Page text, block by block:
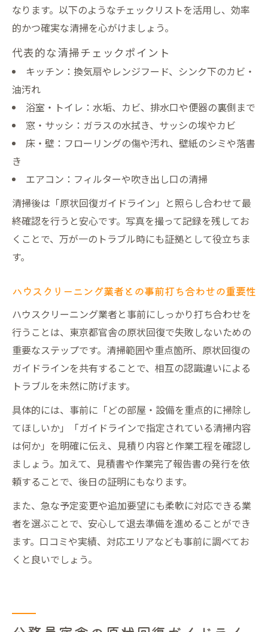
なります。以下のようなチェックリストを活用し、効率
的かつ確実な清掃を心がけましょう。
代表的な清掃チェックポイント
キッチン：換気扇やレンジフード、シンク下のカビ・
油汚れ
浴室・トイレ：水垢、カビ、排水口や便器の裏側まで
窓・サッシ：ガラスの水拭き、サッシの埃やカビ
床・壁：フローリングの傷や汚れ、壁紙のシミや落書
き
エアコン：フィルターや吹き出し口の清掃
清掃後は「原状回復ガイドライン」と照らし合わせて最
終確認を行うと安心です。写真を撮って記録を残してお
くことで、万が一のトラブル時にも証拠として役立ちま
す。
ハウスクリーニング業者との事前打ち合わせの重要性
ハウスクリーニング業者と事前にしっかり打ち合わせを
行うことは、東京都官舎の原状回復で失敗しないための
重要なステップです。清掃範囲や重点箇所、原状回復の
ガイドラインを共有することで、相互の認識違いによる
トラブルを未然に防げます。
具体的には、事前に「どの部屋・設備を重点的に掃除し
てほしいか」「ガイドラインで指定されている清掃内容
は何か」を明確に伝え、見積り内容と作業工程を確認し
ましょう。加えて、見積書や作業完了報告書の発行を依
頼することで、後日の証明にもなります。
また、急な予定変更や追加要望にも柔軟に対応できる業
者を選ぶことで、安心して退去準備を進めることができ
ます。口コミや実績、対応エリアなども事前に調べてお
くと良いでしょう。